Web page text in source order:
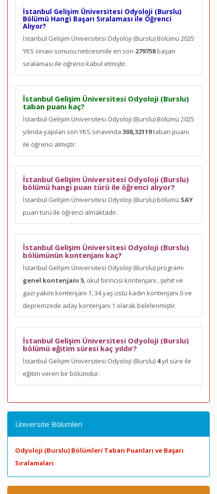
İstanbul Gelişim Üniversitesi Odyoloji (Burslu)
Bölümü Hangi Başarı Sıralaması ile Öğrenci
Alıyor?
İstanbul Gelişim Üniversitesi Odyoloji (Burslu) Bölümü 2025
YKS sınavı sonucu neticesinde en son 279758başarı
sıralaması ile öğrenci kabul etmiştir.
İstanbul Gelişim Üniversitesi Odyoloji (Burslu)
taban puanı kaç?
İstanbul Gelişim Üniversitesi Odyoloji (Burslu) Bölümü 2025
yılında yapılan son YKS sınavında 308,32119taban puanı
ile öğrenci almıştır.
İstanbul Gelişim Üniversitesi Odyoloji (Burslu)
bölümü hangi puan türü ile öğrenci alıyor?
İstanbul Gelişim Üniversitesi Odyoloji (Burslu) bölümü SAY
puan türü ile öğrenci almaktadır.
İstanbul Gelişim Üniversitesi Odyoloji (Burslu)
bölümünün kontenjanı kaç?
İstanbul Gelişim Üniversitesi Odyoloji (Burslu) programı
genel kontenjanı 5, okul birincisi kontenjanı , şehit ve
gazi yakını kontenjanı 1, 34 yaş üstü kadın kontenjanı 0 ve
depremzede aday kontenjanı 1 olarak belirlenmiştir.
İstanbul Gelişim Üniversitesi Odyoloji (Burslu)
bölümü eğitim süresi kaç yıldır?
İstanbul Gelişim Üniversitesi Odyoloji (Burslu) 4yıl süre ile
eğitim veren bir bölümdür.
Üniversite Bölümleri
Odyoloji (Burslu) Bölümleri Taban Puanları ve Başarı
Sıralamaları